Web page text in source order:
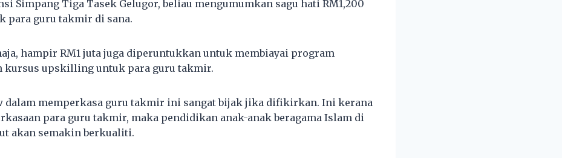
Simpang Tiga Tasek Gelugor, beliau mengumumkan sagu hati RM1,200
para guru takmir di sana.
hampir RM1 juta juga diperuntukkan untuk membiayai program
kursus upskilling untuk para guru takmir.
dalam memperkasa guru takmir ini sangat bijak jika difikirkan. Ini kerana
para guru takmir, maka pendidikan anak-anak beragama Islam di
akan semakin berkualiti.